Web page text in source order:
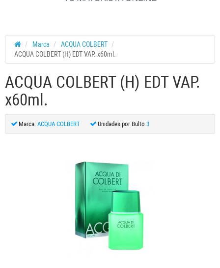
Marca
ACQUA COLBERT
ACQUA COLBERT (H) EDT VAP. x60ml.
ACQUA COLBERT (H) EDT VAP.
x60ml.
Marca: ACQUA COLBERT Unidades por Bulto 3